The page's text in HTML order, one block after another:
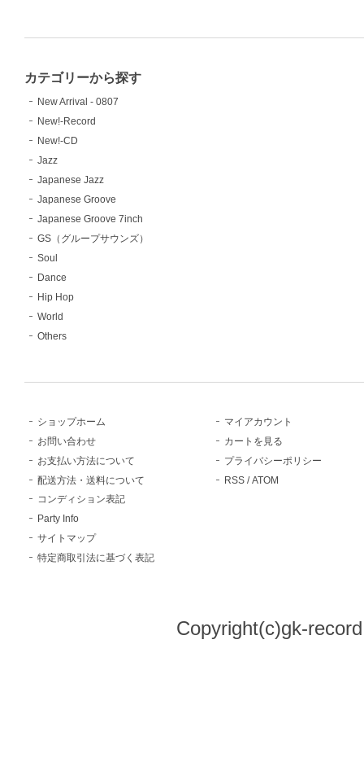
カテゴリーから探す
New Arrival - 0807
New!-Record
New!-CD
Jazz
Japanese Jazz
Japanese Groove
Japanese Groove 7inch
GS（グループサウンズ）
Soul
Dance
Hip Hop
World
Others
ショップホーム
お問い合わせ
お支払い方法について
配送方法・送料について
コンディション表記
Party Info
サイトマップ
特定商取引法に基づく表記
マイアカウント
カートを見る
プライバシーポリシー
RSS /ATOM
Copyright(c)gk-